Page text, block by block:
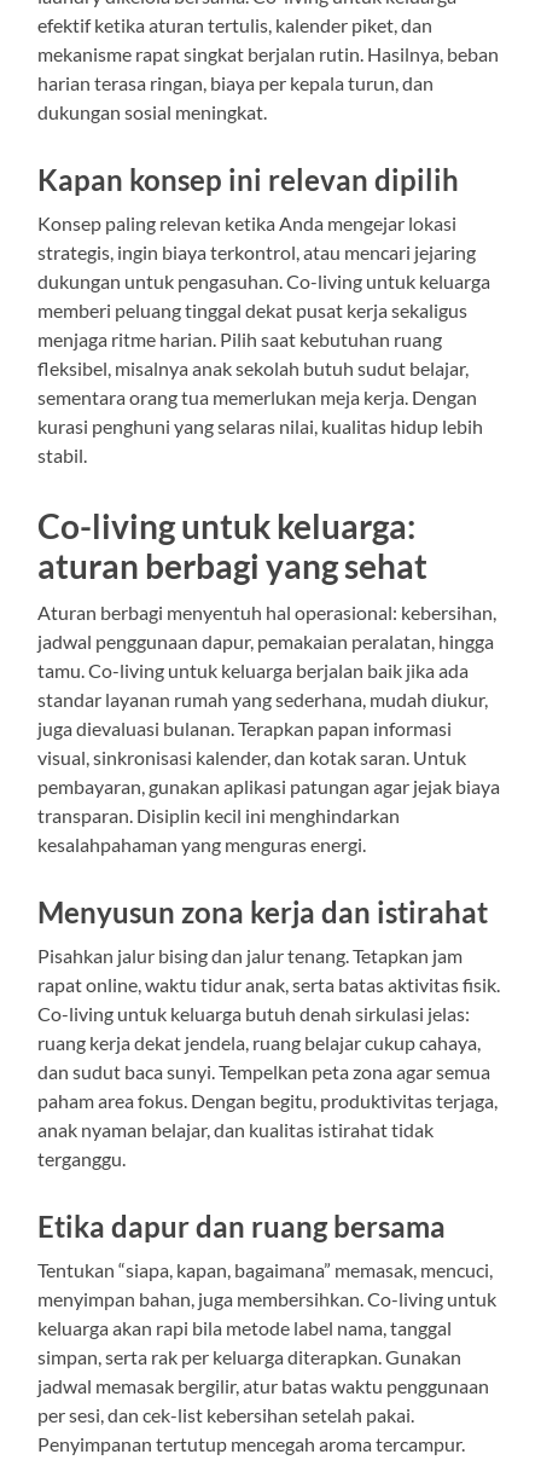
efektif ketika aturan tertulis, kalender piket, dan
mekanisme rapat singkat berjalan rutin. Hasilnya, beban
harian terasa ringan, biaya per kepala turun, dan
dukungan sosial meningkat.
Kapan konsep ini relevan dipilih
Konsep paling relevan ketika Anda mengejar lokasi
strategis, ingin biaya terkontrol, atau mencari jejaring
dukungan untuk pengasuhan. Co-living untuk keluarga
memberi peluang tinggal dekat pusat kerja sekaligus
menjaga ritme harian. Pilih saat kebutuhan ruang
fleksibel, misalnya anak sekolah butuh sudut belajar,
sementara orang tua memerlukan meja kerja. Dengan
kurasi penghuni yang selaras nilai, kualitas hidup lebih
stabil.
Co-living untuk keluarga:
aturan berbagi yang sehat
Aturan berbagi menyentuh hal operasional: kebersihan,
jadwal penggunaan dapur, pemakaian peralatan, hingga
tamu. Co-living untuk keluarga berjalan baik jika ada
standar layanan rumah yang sederhana, mudah diukur,
juga dievaluasi bulanan. Terapkan papan informasi
visual, sinkronisasi kalender, dan kotak saran. Untuk
pembayaran, gunakan aplikasi patungan agar jejak biaya
transparan. Disiplin kecil ini menghindarkan
kesalahpahaman yang menguras energi.
Menyusun zona kerja dan istirahat
Pisahkan jalur bising dan jalur tenang. Tetapkan jam
rapat online, waktu tidur anak, serta batas aktivitas fisik.
Co-living untuk keluarga butuh denah sirkulasi jelas:
ruang kerja dekat jendela, ruang belajar cukup cahaya,
dan sudut baca sunyi. Tempelkan peta zona agar semua
paham area fokus. Dengan begitu, produktivitas terjaga,
anak nyaman belajar, dan kualitas istirahat tidak
terganggu.
Etika dapur dan ruang bersama
Tentukan “siapa, kapan, bagaimana” memasak, mencuci,
menyimpan bahan, juga membersihkan. Co-living untuk
keluarga akan rapi bila metode label nama, tanggal
simpan, serta rak per keluarga diterapkan. Gunakan
jadwal memasak bergilir, atur batas waktu penggunaan
per sesi, dan cek-list kebersihan setelah pakai.
Penyimpanan tertutup mencegah aroma tercampur.